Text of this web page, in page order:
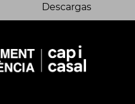
Descargas